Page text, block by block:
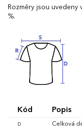
Rozměry jsou uvedeny
%.
Kód Popis
D Celková